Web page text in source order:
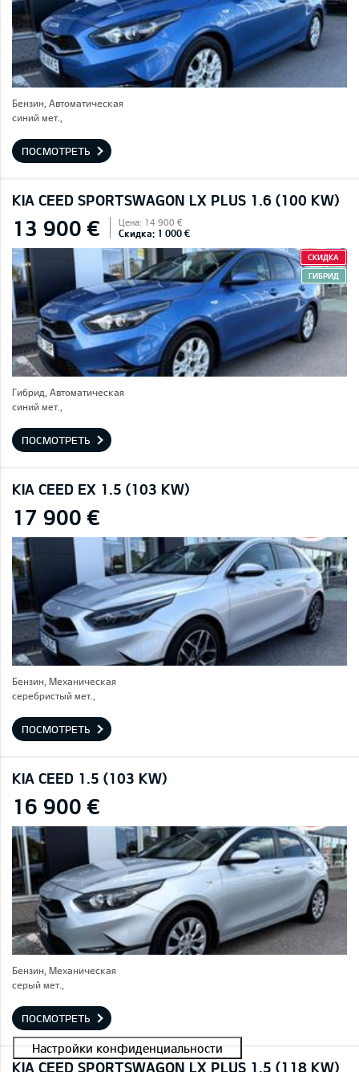
Бензин, Автоматическая
синий мет.,
ПОСМОТРЕТЬ
KIA CEED SPORTSWAGON LX PLUS 1.6 (100 KW)
13 900 € Цена: 14 900 €
Скидка: 1 000 €
СКИДКА
ГИБРИД
Гибрид, Автоматическая
синий мет.,
ПОСМОТРЕТЬ
KIA CEED EX 1.5 (103 KW)
17 900 €
Бензин, Механическая
серебристый мет.,
ПОСМОТРЕТЬ
KIA CEED 1.5 (103 KW)
16 900 €
Бензин, Механическая
серый мет.,
ПОСМОТРЕТЬ
KIA CEED SPORTSWAGON LX PLUS 1.5 (118 KW)